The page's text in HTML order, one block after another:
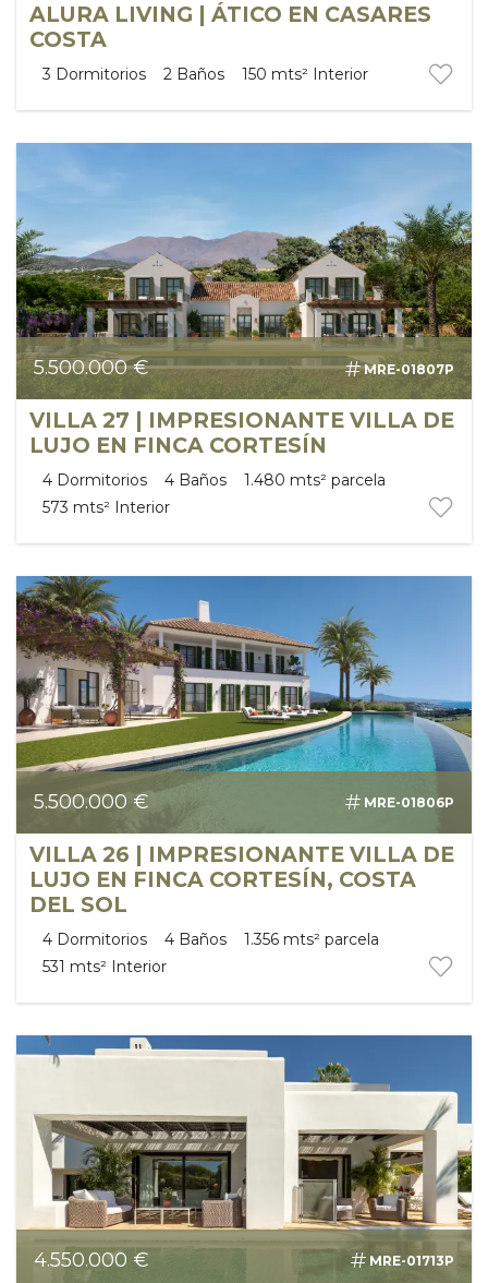
ALURA LIVING | ÁTICO EN CASARES
COSTA
3 Dormitorios 2 Baños 150 mts² Interior
5.500.000 € MRE-01807P
VILLA 27 | IMPRESIONANTE VILLA DE
LUJO EN FINCA CORTESÍN
4 Dormitorios 4 Baños 1.480 mts² parcela
573 mts²
Interior
5.500.000 € MRE-01806P
VILLA 26 | IMPRESIONANTE VILLA DE
LUJO EN FINCA CORTESÍN, COSTA
DEL SOL
4 Dormitorios 4 Baños 1.356 mts² parcela
531 mts² Interior
4.550.000 € MRE-01713P